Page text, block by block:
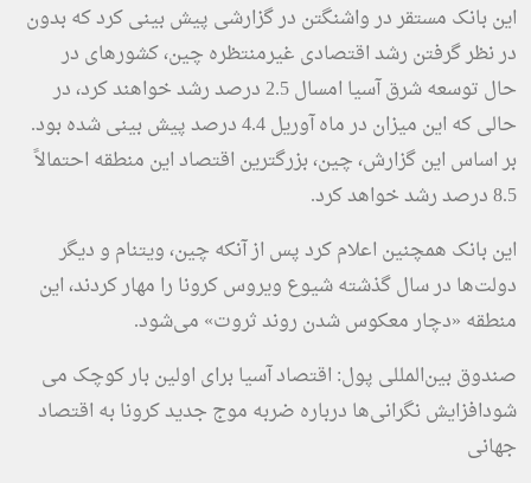
این بانک مستقر در واشنگتن در گزارشی پیش بینی کرد که بدون
در نظر گرفتن رشد اقتصادی غیرمنتظره چین، کشورهای در
حال توسعه شرق آسیا امسال 2.5 درصد رشد خواهند کرد، در
حالی که این میزان در ماه آوریل 4.4 درصد پیش بینی شده بود.
بر اساس این گزارش، چین، بزرگترین اقتصاد این منطقه احتمالاً
8.5 درصد رشد خواهد کرد.
این بانک همچنین اعلام کرد پس از آنکه چین، ویتنام و دیگر
دولت‌ها در سال گذشته شیوع ویروس کرونا را مهار کردند، این
منطقه «دچار معکوس شدن روند ثروت» می‌شود.
صندوق بین‌المللی پول: اقتصاد آسیا برای اولین بار کوچک می
شودافزایش نگرانی‌ها درباره ضربه موج جدید کرونا به اقتصاد
جهانی